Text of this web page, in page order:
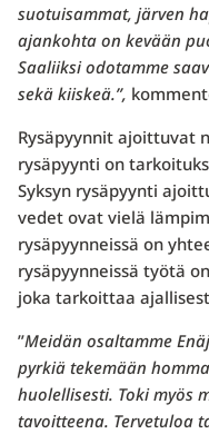
suotuisammat, järven
ajankohta on kevään
Saaliiksi odotamme
sekä kiiskeä.”,
Rysäpyynnit ajoittuvat
rysäpyynti on
Syksyn rysäpyynti
vedet ovat vielä
rysäpyynneissä on
rysäpyynneissä työtä
joka tarkoittaa
”Meidän osaltamme
pyrkiä tekemään
huolellisesti. Toki myös
tavoitteena. Tervetuloa